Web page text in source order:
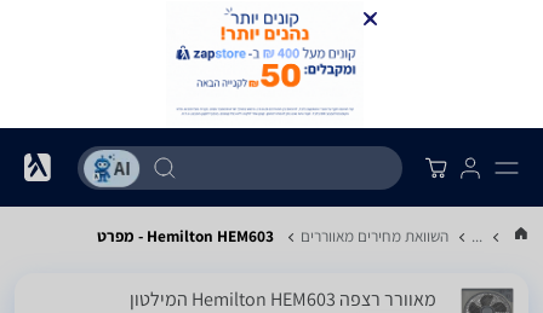
... השוואת מחירים מאווררים Hemilton HEM603 - מפרט
‏מאוורר רצפה Hemilton HEM603 המילטון